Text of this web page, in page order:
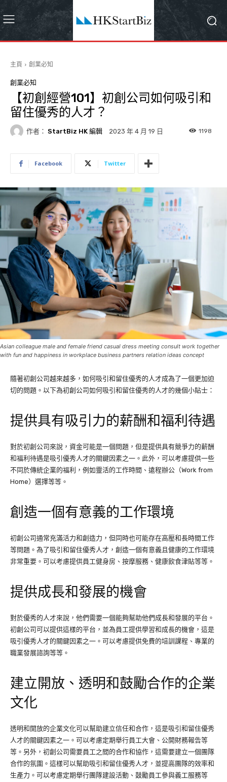
主頁 創業必知
創業必知
【初創經營101】初創公司如何吸引和
留住優秀的人才？
作者： StartBiz HK 編輯 2023 年 4 月 19 日 1198
Facebook Twitter
Asian colleague male and female friend casual dress meeting consult work together
with fun and happiness in workplace business partners relation ideas concept
隨著初創公司越來越多，如何吸引和留住優秀的人才成為了一個更加迫
切的問題。以下為初創公司如何吸引和留住優秀的人才的幾個小貼士：
提供具有吸引力的薪酬和福利待遇
對於初創公司來說，資金可能是一個問題，但是提供具有競爭力的薪酬
和福利待遇是吸引優秀人才的關鍵因素之一。此外，可以考慮提供一些
不同於傳統企業的福利，例如靈活的工作時間、遠程辦公（Work from
Home）選擇等等。
創造一個有意義的工作環境
初創公司通常充滿活力和創造力，但同時也可能存在高壓和長時間工作
等問題。為了吸引和留住優秀人才，創造一個有意義且健康的工作環境
非常重要。可以考慮提供員工健身房、按摩服務、健康飲食津貼等等。
提供成長和發展的機會
對於優秀的人才來說，他們需要一個能夠幫助他們成長和發展的平台。
初創公司可以提供這樣的平台，並為員工提供學習和成長的機會，這是
吸引優秀人才的關鍵因素之一。可以考慮提供免費的培訓課程、專業的
職業發展諮詢等等。
建立開放、透明和鼓勵合作的企業
文化
透明和開放的企業文化可以幫助建立信任和合作，這是吸引和留住優秀
人才的關鍵因素之一。可以考慮定期舉行員工大會、公開財務報告等
等。另外，初創公司需要員工之間的合作和協作，這需要建立一個團隊
合作的氛圍。這樣可以幫助吸引和留住優秀人才，並提高團隊的效率和
生產力。可以考慮定期舉行團隊建設活動、鼓勵員工參與義工服務等